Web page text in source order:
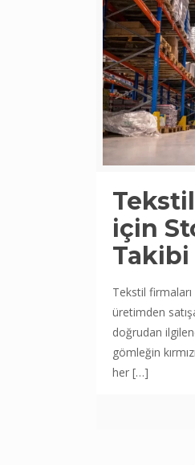
için
Takibi
Tekstil
üretimden
doğrudan
gömleğin
her[…]